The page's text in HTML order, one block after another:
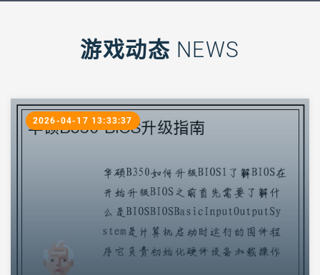
游戏动态 NEWS
2026-04-17 13:33:37